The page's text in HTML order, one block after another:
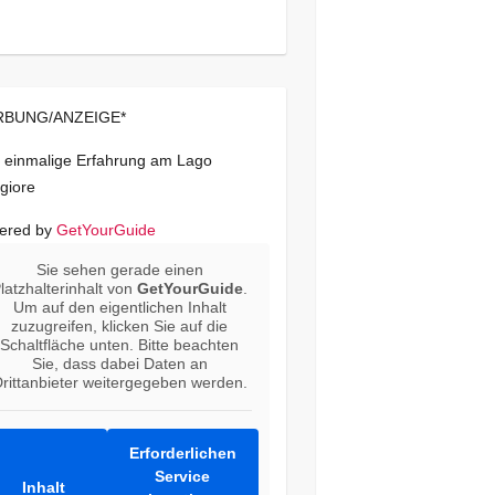
ANZEIGE*
einmalige Erfahrung am Lago
by GetYourGuide
Sie sehen gerade einen
vonGetYourGuide
Um auf den eigentlichen Inhalt
zuzugreifen, klicken Sie auf die
Schaltfläche unten. Bitte beachten
Sie, dass dabei Daten an
weitergegeben werden.
Inhalt
Erforderlichen
Service